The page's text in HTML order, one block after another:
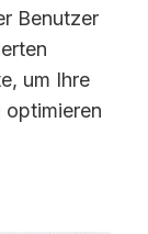
Benutzer
um Ihre
optimieren